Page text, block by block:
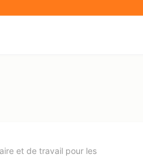
et de travail pour les